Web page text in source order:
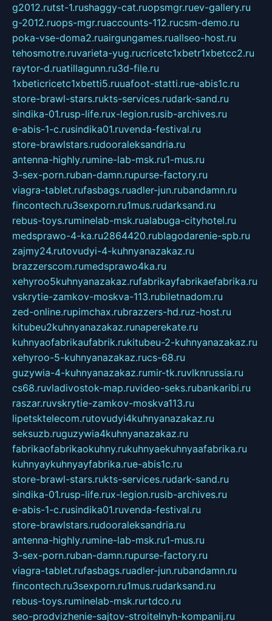
g2012.rutst-1.rushaggy-cat.ruopsmgr.ruev-gallery.ru
g-2012.ruops-mgr.ruaccounts-112.rucsm-demo.ru
poka-vse-doma2.ruairgungames.ruallseo-host.ru
tehosmotre.ruvarieta-yug.rucricetc1xbetr1xbetcc2.ru
raytor-d.ruatillagunn.ru3d-file.ru
1xbeticricetc1xbetti5.ruuafoot-statti.rue-abis1c.ru
store-brawl-stars.rukts-services.rudark-sand.ru
sindika-01.rusp-life.rux-legion.rusib-archives.ru
e-abis-1-c.rusindika01.ruvenda-festival.ru
store-brawlstars.rudooraleksandria.ru
antenna-highly.rumine-lab-msk.ru1-mus.ru
3-sex-porn.ruban-damn.rupurse-factory.ru
viagra-tablet.rufasbags.ruadler-jun.rubandamn.ru
fincontech.ru3sexporn.ru1mus.rudarksand.ru
rebus-toys.ruminelab-msk.rualabuga-cityhotel.ru
medsprawo-4-ka.ru2864420.rublagodarenie-spb.ru
zajmy24.rutovudyi-4-kuhnyanazakaz.ru
brazzerscom.rumedsprawo4ka.ru
xehyroo5kuhnyanazakaz.rufabrikayfabrikaefabrika.ru
vskrytie-zamkov-moskva-113.rubiletnadom.ru
zed-online.rupimchax.rubrazzers-hd.ruz-host.ru
kitubeu2kuhnyanazakaz.runaperekate.ru
kuhnyaofabrikaufabrik.rukitubeu-2-kuhnyanazakaz.ru
xehyroo-5-kuhnyanazakaz.rucs-68.ru
guzywia-4-kuhnyanazakaz.rumir-tk.ruvlknrussia.ru
cs68.ruvladivostok-map.ruvideo-seks.rubankaribi.ru
raszar.ruvskrytie-zamkov-moskva113.ru
lipetsktelecom.rutovudyi4kuhnyanazakaz.ru
seksuzb.ruguzywia4kuhnyanazakaz.ru
fabrikaofabrikaokuhny.rukuhnyaekuhnyaafabrika.ru
kuhnyaykuhnyayfabrika.rue-abis1c.ru
store-brawl-stars.rukts-services.rudark-sand.ru
sindika-01.rusp-life.rux-legion.rusib-archives.ru
e-abis-1-c.rusindika01.ruvenda-festival.ru
store-brawlstars.rudooraleksandria.ru
antenna-highly.rumine-lab-msk.ru1-mus.ru
3-sex-porn.ruban-damn.rupurse-factory.ru
viagra-tablet.rufasbags.ruadler-jun.rubandamn.ru
fincontech.ru3sexporn.ru1mus.rudarksand.ru
rebus-toys.ruminelab-msk.rurtdco.ru
seo-prodvizhenie-sajtov-stroitelnyh-kompanij.ru